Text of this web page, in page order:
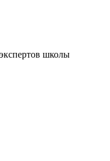
школы